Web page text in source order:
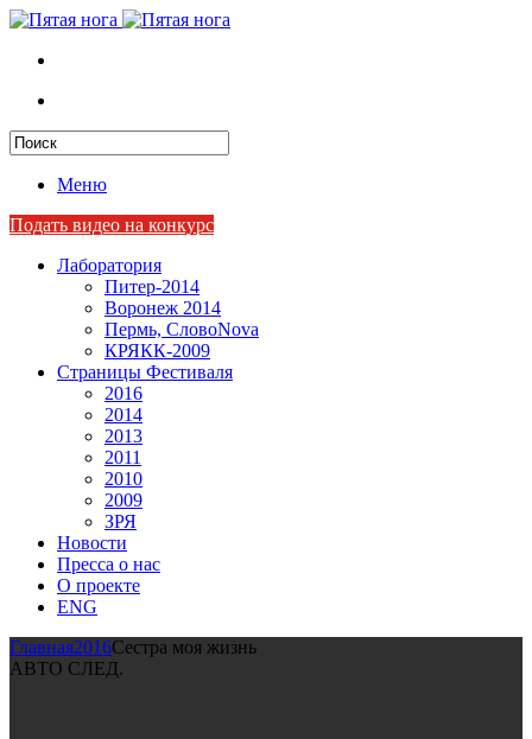
Меню
Подать видео на конкурс
Лаборатория
Питер-2014
Воронеж 2014
Пермь, СловоNova
КРЯКК-2009
Страницы Фестиваля
2016
2014
2013
2011
2010
2009
ЗРЯ
Новости
Пресса о нас
О проекте
ENG
Главная2016Сестра моя жизнь
АВТО СЛЕД.